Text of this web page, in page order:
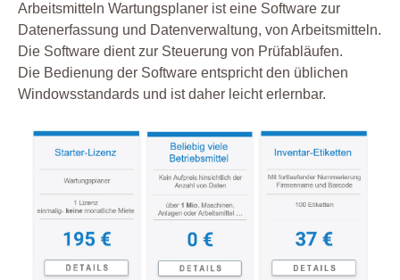
Arbeitsmitteln Wartungsplaner ist eine Software zur
Datenerfassung und Datenverwaltung, von Arbeitsmitteln.
Die Software dient zur Steuerung von Prüfabläufen.
Die Bedienung der Software entspricht den üblichen
Windowsstandards und ist daher leicht erlernbar.